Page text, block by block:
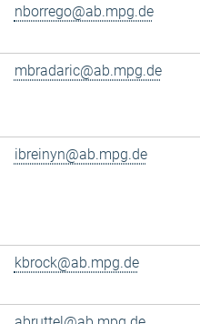
nborrego@ab.mpg.de
mbradaric@ab.mpg.de
ibreinyn@ab.mpg.de
kbrock@ab.mpg.de